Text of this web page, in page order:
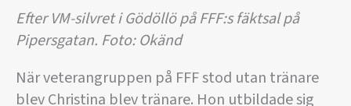
Efter VM-silvret i Gödöllö på FFF:s fäktsal på
Pipersgatan. Foto: Okänd
När veterangruppen på FFF stod utan tränare
blev Christina blev tränare. Hon utbildade sig